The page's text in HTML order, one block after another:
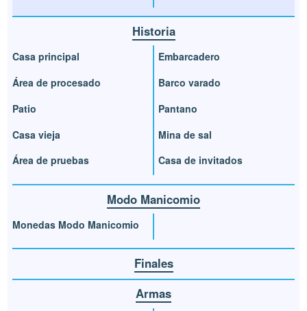
Historia
Casa principal
Área de procesado
Patio
Casa vieja
Área de pruebas
Embarcadero
Barco varado
Pantano
Mina de sal
Casa de invitados
Modo Manicomio
Monedas Modo Manicomio
Finales
Armas